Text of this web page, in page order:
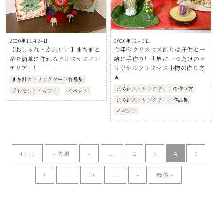
2020年12月24日
【おしゃれ・かわいい】まち針と
糸で簡単に作れるクリスマスイン
テリア！！
まち針ストリングアート作品集
プレゼント・ギフト
イベント
2020年12月3日
今年のクリスマス飾りは子供と一
緒に手作り！世界に一つだけのオ
リジナルクリスマス小物の作り方
★
まち針ストリングアートの作り方
まち針ストリングアート作品集
イベント
4 / 11 « 先頭 « 2 3 4 5
6 ... 10 ... » 最後 »